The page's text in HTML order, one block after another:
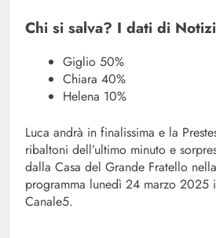
Chi si salva? I dati di
Giglio 50%
Chiara 40%
Helena 10%
Luca andrà in finalissima e la
ribaltoni dell’ultimo minuto e
dalla Casa del Grande Fratello
programma lunedì 24 marzo 2025
Canale5.